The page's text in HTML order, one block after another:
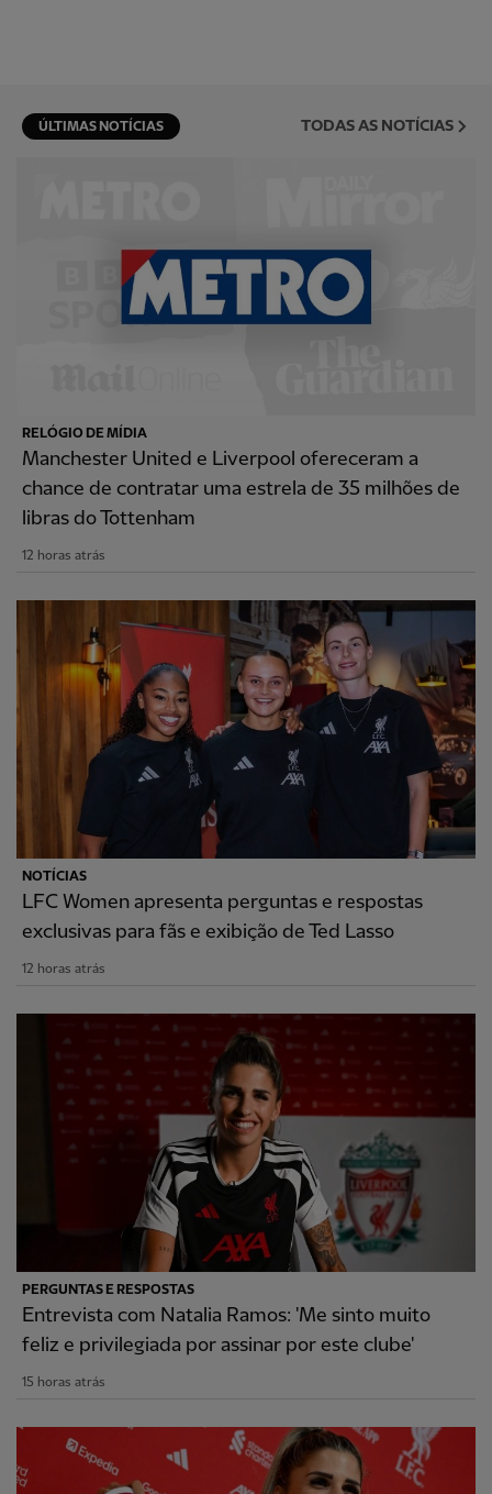
ÚLTIMAS NOTÍCIAS TODAS AS NOTÍCIAS
RELÓGIO DE MÍDIA
Manchester United e Liverpool ofereceram a
chance de contratar uma estrela de 35 milhões de
libras do Tottenham
12 horas atrás
NOTÍCIAS
LFC Women apresenta perguntas e respostas
exclusivas para fãs e exibição de Ted Lasso
12 horas atrás
PERGUNTAS E RESPOSTAS
Entrevista com Natalia Ramos: 'Me sinto muito
feliz e privilegiada por assinar por este clube'
15 horas atrás